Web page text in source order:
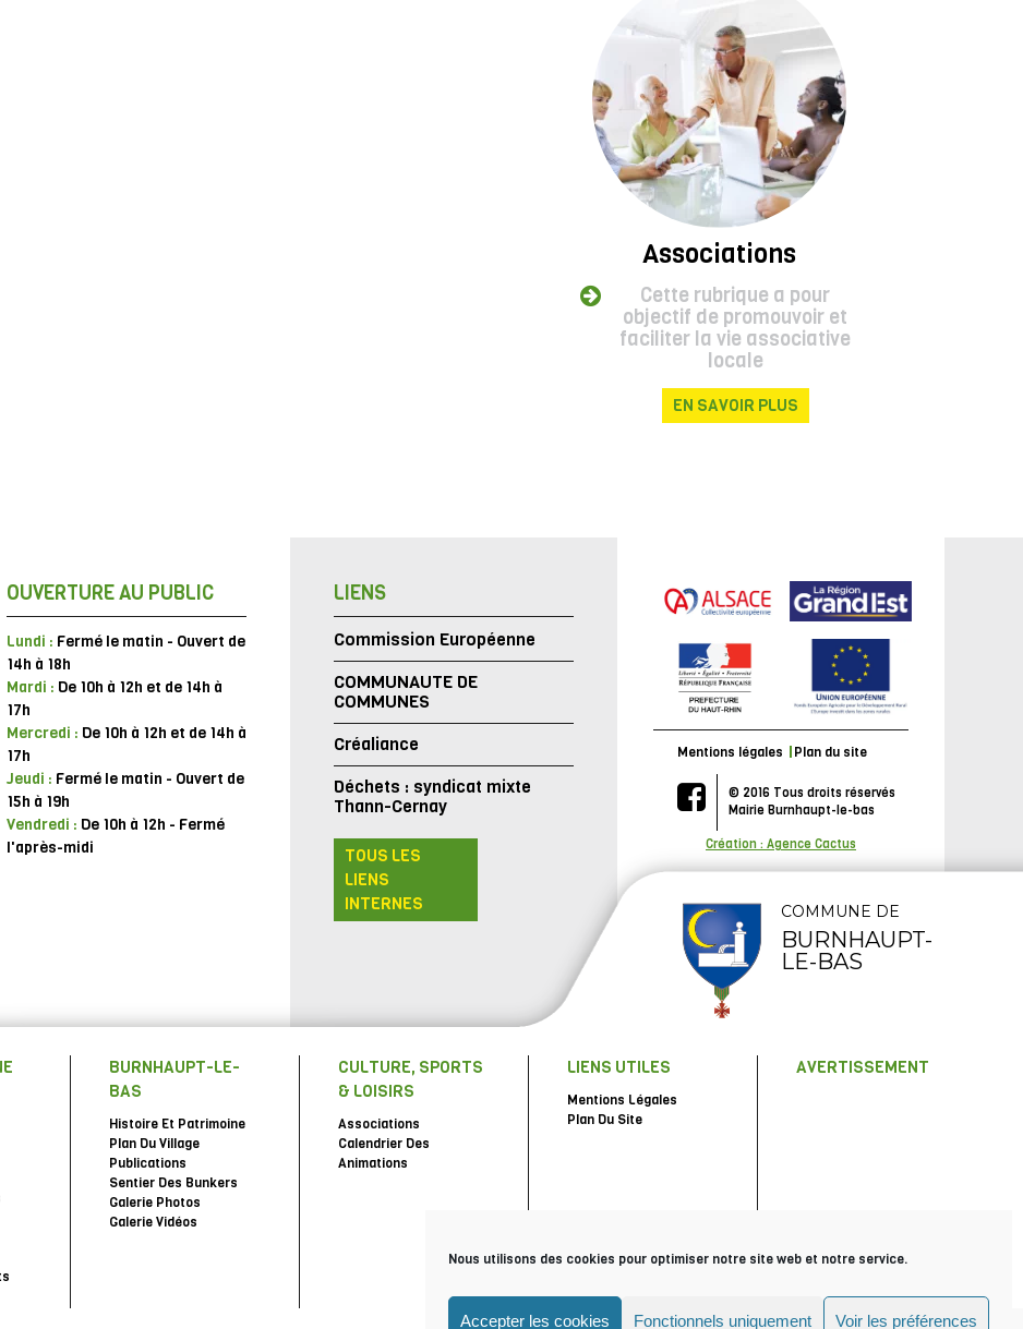
Nous utilisons des cookies pour optimiser notre site web et notre service.
Accepter les cookies Fonctionnels uniquement Voir les préférences
Associations
Cette rubrique a pour
objectif de promouvoir et
faciliter la vie associative
locale
EN SAVOIR PLUS
OUVERTURE AU PUBLIC
Lundi : Fermé le matin - Ouvert de
14h à 18h
Mardi : De 10h à 12h et de 14h à
17h
Mercredi : De 10h à 12h et de 14h à
17h
Jeudi : Fermé le matin - Ouvert de
15h à 19h
Vendredi : De 10h à 12h - Fermé
l'après-midi
LIENS
Commission Européenne
COMMUNAUTE DE
COMMUNES
Créaliance
Déchets : syndicat mixte
Thann-Cernay
TOUS LES
LIENS
INTERNES
Mentions légales Plan du site
© 2016 Tous droits réservés
Mairie Burnhaupt-le-bas
Création : Agence Cactus
COMMUNE DE
BURNHAUPT-
LE-BAS
BURNHAUPT-LE-
BAS
Histoire Et Patrimoine
Plan Du Village
Publications
Sentier Des Bunkers
Galerie Photos
Galerie Vidéos
CULTURE, SPORTS
& LOISIRS
Associations
Calendrier Des
Animations
LIENS UTILES
Mentions Légales
Plan Du Site
AVERTISSEMENT